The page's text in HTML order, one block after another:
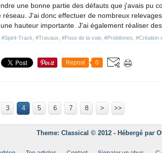
#Spirit-Track #Travaux #Pose de la voie #Problèmes #Création
une bonne partie des défauts que j'avais pu
réseau. J'ai donc effectuer de nombreux
hauteur importante. J'ai également réaliser des
Repost 0
3 4 5 6 7 8 > >>
Theme: Classical © 2012 - Hébergé par